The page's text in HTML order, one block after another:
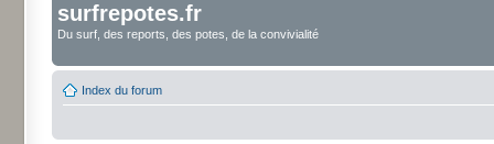
surfrepotes.fr
Du surf, des reports, des potes, de la convivialité
Index du forum